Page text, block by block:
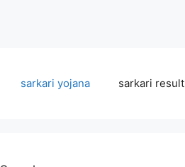
sarkari yojana sarkari result